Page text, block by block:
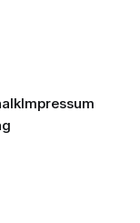
Impressum